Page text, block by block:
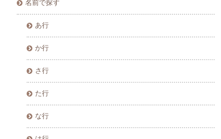
名前で探す
あ行
か行
さ行
た行
な行